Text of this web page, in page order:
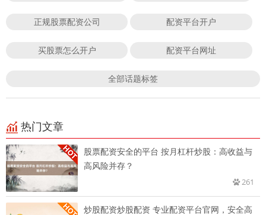
正规股票配资公司 配资平台开户
买股票怎么开户 配资平台网址
全部话题标签
热门文章
股票配资安全的平台 按月杠杆炒股：高收益与
高风险并存？
261
炒股配资炒股配资 专业配资平台官网，安全高